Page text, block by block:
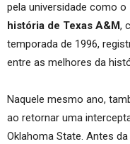
pela universidade como o
história de Texas A&M,
temporada de 1996,
entre as melhores da
Naquele mesmo ano,
ao retornar uma
Oklahoma State. Antes